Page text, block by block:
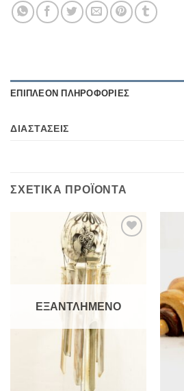
ΕΠΙΠΛΈΟΝ ΠΛΗΡΟΦΟΡΊΕΣ
ΔΙΑΣΤΆΣΕΙΣ
ΣΧΕΤΙΚΆ ΠΡΟΪΌΝΤΑ
ΕΞΑΝΤΛΗΜΈΝΟ